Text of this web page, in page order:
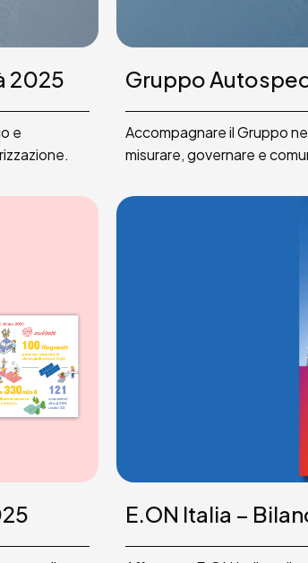
2025
e
Gruppo
Accompagnare il Gruppo
misurare, governare e
E.ON Italia –